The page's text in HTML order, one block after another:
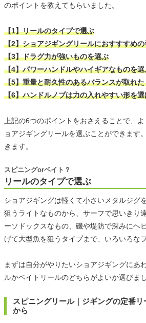
のポイントを教えてもらいました。
【1】リールのタイプで選ぶ
【2】ショアジギングリールにおすすすめ
【3】ドラグ力が強いものを選ぶ
【4】パワーハンドルやハイギアなものを選
【5】重量と耐久性のあるバランスが取れ
【6】ハンドルノブは力の入れやすい形を選
上記の6つのポイントをおさえることで、
ョアジギングリールを選ぶことができます
きます。
リールのタイプで選ぶ
スピニングorベイト？
ショアジギングは軽くて小さいメタルジグ
狙うライトなものから、サーフで思いきり
ーソドックスなもの、磯や堤防で深みにヘ
げて大型魚を狙うタイプまで、いろいろな
まずは自分がやりたいショアジギングにあ
ルかベイトリールのどちらがよいか選びまし
スピニングリール｜ジギングの定番
から